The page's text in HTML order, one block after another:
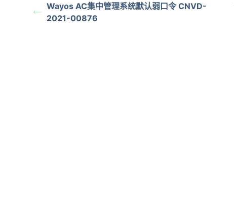
Wayos AC集中管理系统默认弱口令 CNVD-
2021-00876